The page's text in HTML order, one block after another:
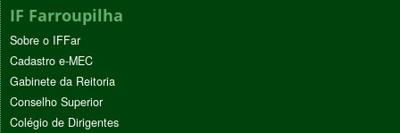
IF Farroupilha
Sobre o IFFar
Cadastro e-MEC
Gabinete da Reitoria
Conselho Superior
Colégio de Dirigentes